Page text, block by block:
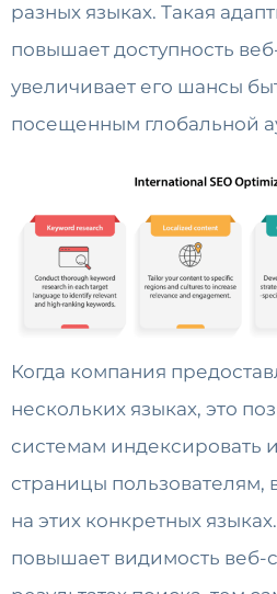
разных языках. Такая
повышает доступность
увеличивает его шансы
посещенным глобальной
Когда компания
нескольких языках, это
системам индексировать
страницы
на этих конкретных
повышает видимость веб-